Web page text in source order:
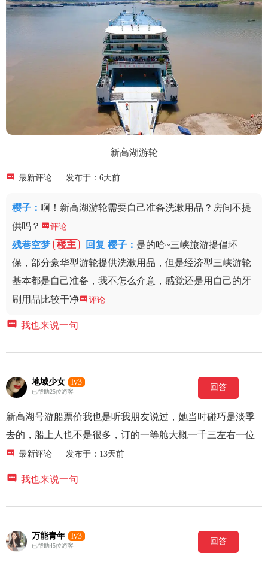
新高湖游轮
 最新评论 发布于：6天前
樱子 ： 啊！新高湖游轮需要自己准备洗漱用品？房间不提
供吗？ 评论
残巷空梦 楼主 回复 樱子： 是的哈~三峡旅游提倡环
保，部分豪华型游轮提供洗漱用品，但是经济型三峡游轮
基本都是自己准备，我不怎么介意，感觉还是用自己的牙
刷用品比较干净评论
 我也来说一句
地域少女 lv3
已帮助25位游客 回答
新高湖号游船票价我也是听我朋友说过，她当时碰巧是淡季
去的，船上人也不是很多，订的一等舱大概一千三左右一位
 最新评论 发布于：13天前
 我也来说一句
万能青年 lv3
已帮助45位游客 回答